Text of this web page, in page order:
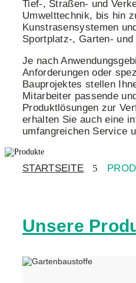
Tief-, Straßen- und
Umwelttechnik, bis hin
Kunstrasensystemen
Sportplatz-, Garten-
Je nach
Anforderungen oder
Bauprojektes stellen
Mitarbeiter passende
Produktlösungen zur
erhalten Sie auch eine
umfangreichen Service
STARTSEITE 5
Unsere